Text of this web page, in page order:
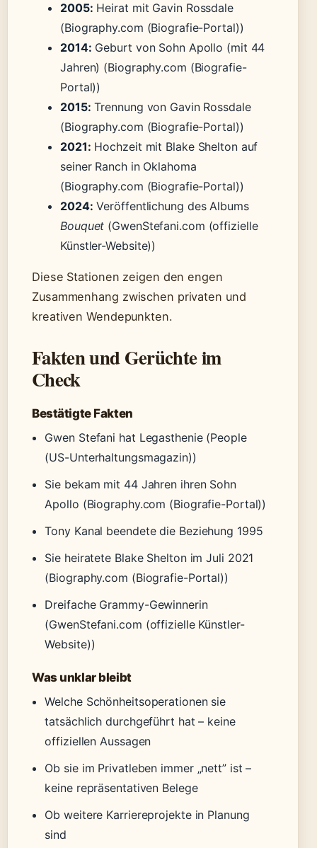
2005: Heirat mit Gavin Rossdale
(Biography.com (Biografie-Portal))
2014: Geburt von Sohn Apollo (mit 44
Jahren) (Biography.com (Biografie-
Portal))
2015: Trennung von Gavin Rossdale
(Biography.com (Biografie-Portal))
2021: Hochzeit mit Blake Shelton auf
seiner Ranch in Oklahoma
(Biography.com (Biografie-Portal))
2024: Veröffentlichung des Albums
Bouquet (GwenStefani.com (offizielle
Künstler-Website))
Diese Stationen zeigen den engen
Zusammenhang zwischen privaten und
kreativen Wendepunkten.
Fakten und Gerüchte im
Check
Bestätigte Fakten
Gwen Stefani hat Legasthenie (People
(US-Unterhaltungsmagazin))
Sie bekam mit 44 Jahren ihren Sohn
Apollo (Biography.com (Biografie-Portal))
Tony Kanal beendete die Beziehung 1995
Sie heiratete Blake Shelton im Juli 2021
(Biography.com (Biografie-Portal))
Dreifache Grammy-Gewinnerin
(GwenStefani.com (offizielle Künstler-
Website))
Was unklar bleibt
Welche Schönheitsoperationen sie
tatsächlich durchgeführt hat – keine
offiziellen Aussagen
Ob sie im Privatleben immer „nett” ist –
keine repräsentativen Belege
Ob weitere Karriereprojekte in Planung
sind